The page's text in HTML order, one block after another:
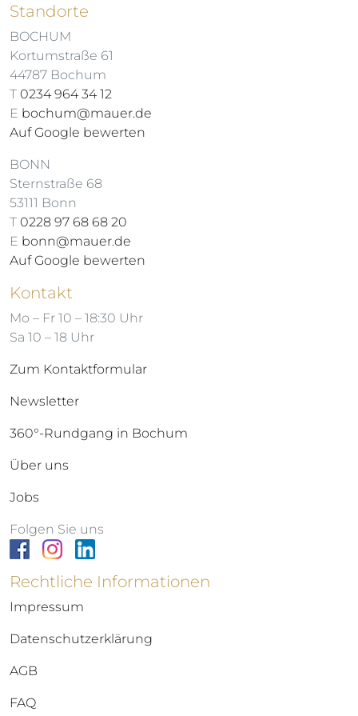
Standorte
BOCHUM
Kortumstraße 61
44787 Bochum
T 0234 964 34 12
E bochum@mauer.de
Auf Google bewerten
BONN
Sternstraße 68
53111 Bonn
T 0228 97 68 68 20
E bonn@mauer.de
Auf Google bewerten
Kontakt
Mo – Fr 10 – 18:30 Uhr
Sa 10 – 18 Uhr
Zum Kontaktformular
Newsletter
360°-Rundgang in Bochum
Über uns
Jobs
Folgen Sie uns
Rechtliche Informationen
Impressum
Datenschutzerklärung
AGB
FAQ